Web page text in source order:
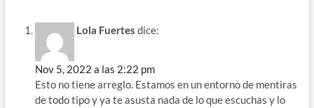
Lola Fuertes dice:
Nov 5, 2022 a las 2:22 pm
Esto no tiene arreglo. Estamos en un entorno de mentiras
de todo tipo y ya te asusta nada de lo que escuchas y lo